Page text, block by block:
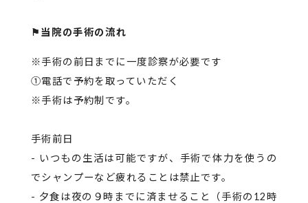
⚑当院の手術の流れ
※手術の前日までに一度診察が必要です
①電話で予約を取っていただく
※手術は予約制です。
手術前日
- いつもの生活は可能ですが、手術で体力を使うの
でシャンプーなど疲れることは禁止です。
- 夕食は夜の９時までに済ませること（手術の12時